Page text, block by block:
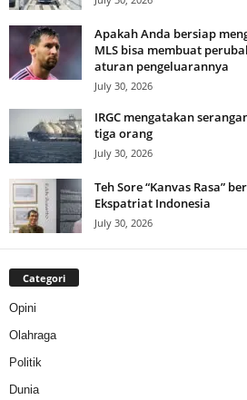
Apakah Anda bersiap
MLS bisa membuat
aturan pengeluarannya
July 30, 2026
IRGC mengatakan
tiga orang
July 30, 2026
Teh Sore “Kanvas Rasa”
Ekspatriat Indonesia
July 30, 2026
Categori
Opini
Olahraga
Politik
Dunia